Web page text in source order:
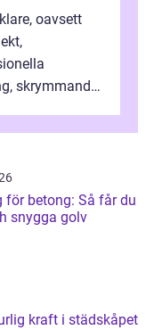
oavsett
skrymmande
för betong: Så får du
snygga golv
naturlig kraft i städskåpet